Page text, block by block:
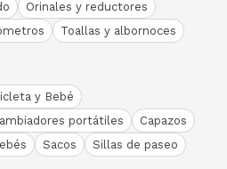
Orinales y reductores
Toallas y albornoces
y Bebé
portátiles
Capazos
Sacos Sillas de paseo